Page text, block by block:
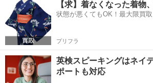
ィブ講師による英検スピーキング特化レッスンです。 このレッ
は...
【求】着なくなった着物
状態が悪くてもOK！最大限買
プリフラ
英検スピーキングはネイ
ポートも対応